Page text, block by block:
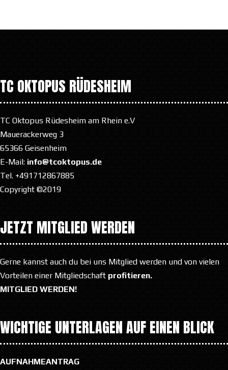
TC OKTOPUS RÜDESHEIM
TC Oktopus Rüdesheim am Rhein e.V
Mauerackerweg 3
65366 Geisenheim
E-Mail: info@tcoktopus.de
Tel. +491712867885
Copyright ©2019
JETZT MITGLIED WERDEN
Gerne kannst auch du bei uns Mitglied werden und von vielen
Vorteilen einer Mitgliedschaft profitieren.
MITGLIED WERDEN!
WICHTIGE UNTERLAGEN AUF EINEN BLICK
AUFNAHMEANTRAG